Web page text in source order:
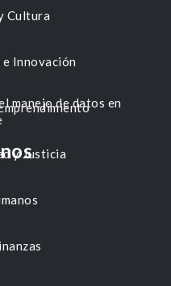
Cultura
Innovación
y Justicia
manejo de datos en